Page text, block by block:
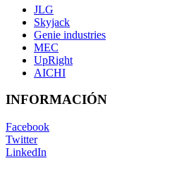
JLG
Skyjack
Genie industries
MEC
UpRight
AICHI
INFORMACIÓN
Facebook
Twitter
LinkedIn